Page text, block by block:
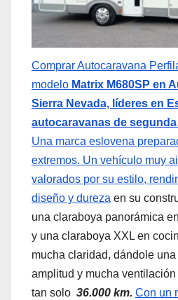
Comprar Autocaravana
modelo Matrix M680SP en
Sierra Nevada, líderes en
autocaravanas de
Una marca eslovena
extremos. Un vehículo muy
valorados por su estilo,
diseño y dureza en su
una claraboya panorámica
y una claraboya XXL en
mucha claridad, dándole
amplitud y mucha
tan solo 36.000 km. Con un